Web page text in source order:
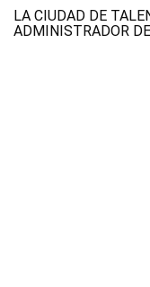
LA CIUDAD DE
ADMINISTRADOR